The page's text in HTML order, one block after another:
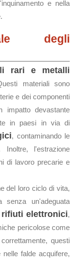
e nella
degli
rari e metalli
materiali sono
e dei componenti
impatto devastante
in paesi in via di
, contaminando le
Inoltre, l'estrazione
di lavoro precarie e
del loro ciclo di vita,
un'adeguata
rifiuti elettronici,
pericolose come
questi
falde acquifere,